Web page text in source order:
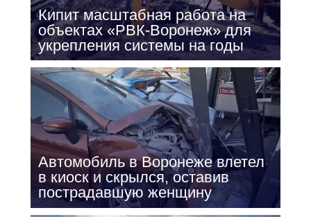
Кипит масштабная работа на
объектах «РВК-Воронеж» для
укрепления системы на годы
Автомобиль в Воронеже влетел
в киоск и скрылся, оставив
пострадавшую женщину